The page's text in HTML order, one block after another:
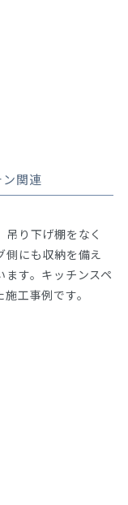
関連
り下げ棚をなく
側にも収納を備え
す。キッチンスペ
工事例です。